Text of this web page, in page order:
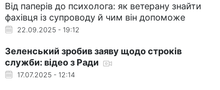
Від паперів до психолога: як ветерану знайти
фахівця із супроводу й чим він допоможе
22.09.2025 - 19:12
Зеленський зробив заяву щодо строків
служби: відео з Ради
17.07.2025 - 12:14